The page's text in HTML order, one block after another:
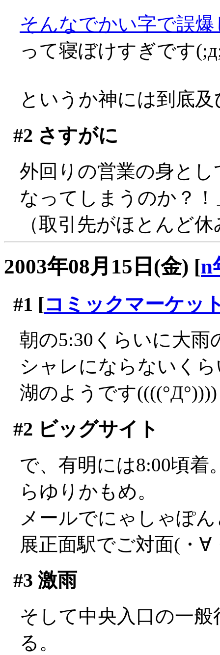
そんなでかい字で誤
って寝ぼけすぎです
というか神には到底
#2 さすがに
外回りの営業の身と
なってしまうのか？
（取引先がほとんど
2003年08月15日(金) [n
#1 [コミックマーケッ
朝の5:30くらいに大雨
シャレにならないく
湖のようです((((°Д°))))
#2 ビッグサイト
で、有明には8:00頃着
らゆりかもめ。
メールでにゃしゃぽ
展正面駅でご対面(・∀
#3 激雨
そして中央入口の一
る。